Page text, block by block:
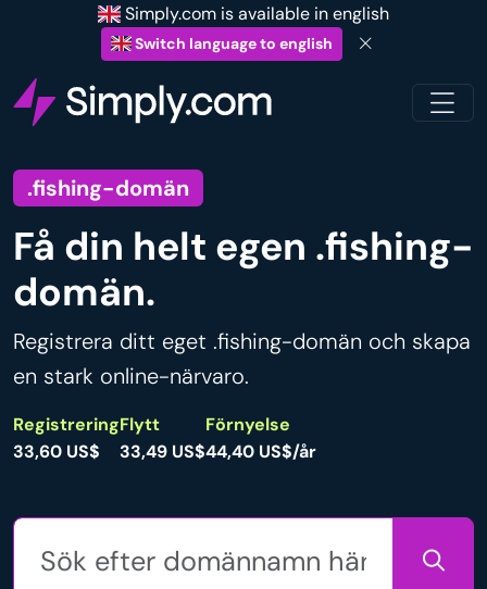
Simply.com is available in english
Switch language to english
.fishing-domän
Få din helt egen .fishing-
domän.
Registrera ditt eget .fishing-domän och skapa
en stark online-närvaro.
Registrering
33,60 US$
Flytt
33,49 US$
Förnyelse
44,40 US$/år